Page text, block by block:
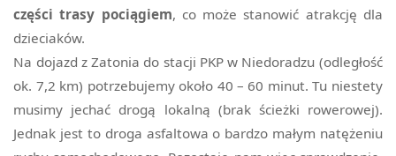
części trasy pociągiem, co może stanowić atrakcję dla
dzieciaków.
Na dojazd z Zatonia do stacji PKP w Niedoradzu (odległość
ok. 7,2 km) potrzebujemy około 40 – 60 minut. Tu niestety
musimy jechać drogą lokalną (brak ścieżki rowerowej).
Jednak jest to droga asfaltowa o bardzo małym natężeniu